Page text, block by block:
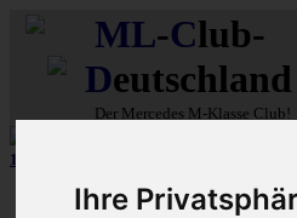
Ihre
ML-Club-
Deutschland
Der Mercedes M-Klasse Club!
10 aus 15 unserer in
Schnellzugriff